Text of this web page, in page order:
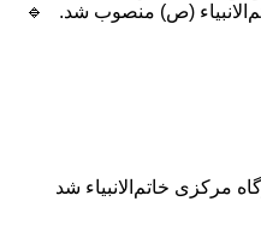
(ص) منصوب شد. 🔹
مرکزی خاتم‌الانبیاء شد